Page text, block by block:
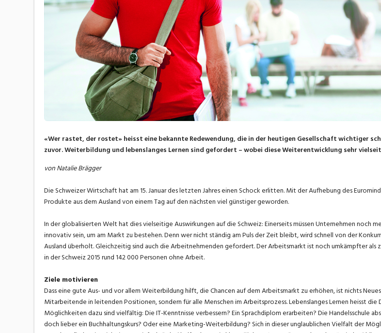
«Wer rastet, der rostet» heisst eine bekannte Redewendung, die in der heutigen Gesellschaft wichtiger
zuvor. Weiterbildung und lebenslanges Lernen sind gefordert – wobei diese Weiterentwicklung sehr
von Natalie Brägger
Die Schweizer Wirtschaft hat am 15. Januar des letzten Jahres einen Schock erlitten. Mit der Aufhebung des
Produkte aus dem Ausland von einem Tag auf den nächsten viel günstiger geworden.
In der globalisierten Welt hat dies vielseitige Auswirkungen auf die Schweiz: Einerseits müssen Unternehmen noch
innovativ sein, um am Markt zu bestehen. Denn wer nicht ständig am Puls der Zeit bleibt, wird schnell von der
Ausland überholt. Gleichzeitig sind auch die Arbeitnehmenden gefordert. Der Arbeitsmarkt ist noch umkämpfter als
in der Schweiz 2015 rund 142 000 Personen ohne Arbeit.
Ziele motivieren
Dass eine gute Aus- und vor allem Weiterbildung hilft, die Chancen auf dem Arbeitsmarkt zu erhöhen, ist nichts
Mitarbeitende in leitenden Positionen, sondern für alle Menschen im Arbeitsprozess. Lebenslanges Lernen heisst die
Möglichkeiten dazu sind vielfältig: Die IT-Kenntnisse verbessern? Ein Sprachdiplom erarbeiten? Die Handelsschule
doch lieber ein Buchhaltungskurs? Oder eine Marketing-Weiterbildung? Sich in dieser unglaublichen Vielfalt der